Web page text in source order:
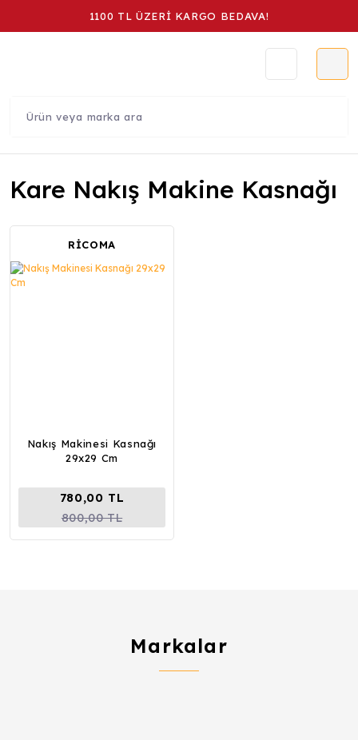
1100 TL ÜZERİ KARGO BEDAVA!
Kare Nakış Makine Kasnağı
RİCOMA
Nakış Makinesi Kasnağı
29x29 Cm
780,00 TL
800,00 TL
Markalar